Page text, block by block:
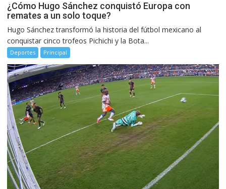
¿Cómo Hugo Sánchez conquistó Europa con
remates a un solo toque?
Hugo Sánchez transformó la historia del fútbol mexicano al
conquistar cinco trofeos Pichichi y la Bota...
Deportes Principal